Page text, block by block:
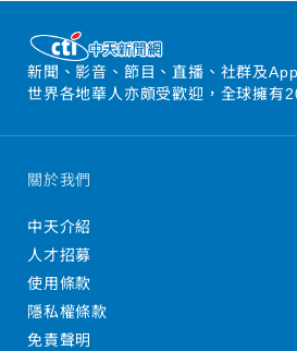
新聞、影音、節目、直播、社群及
世界各地華人亦頗受歡迎，全球擁有
關於我們
中天介紹
人才招募
使用條款
隱私權條款
免責聲明